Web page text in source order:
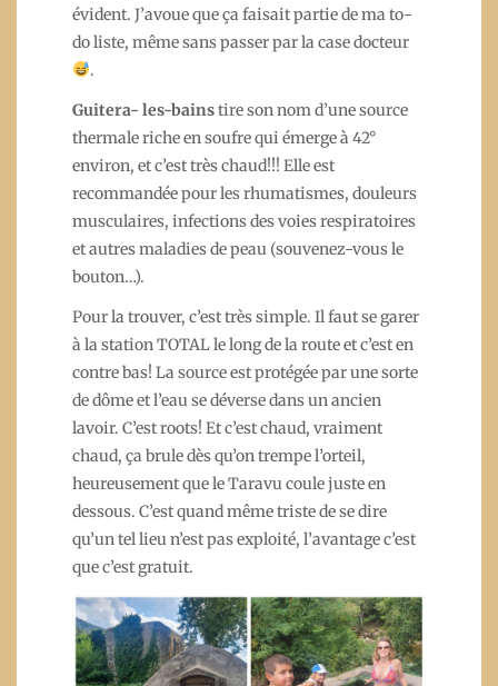
évident. J’avoue que ça faisait partie de ma to-
do liste, même sans passer par la case docteur
.
Guitera- les-bainstire son nom d’une source
thermale riche en soufre qui émerge à 42°
environ, et c’est très chaud!!! Elle est
recommandée pour les rhumatismes, douleurs
musculaires, infections des voies respiratoires
et autres maladies de peau (souvenez-vous le
bouton…).
Pour la trouver, c’est très simple. Il faut se garer
à la station TOTAL le long de la route et c’est en
contre bas! La source est protégée par une sorte
de dôme et l’eau se déverse dans un ancien
lavoir. C’est roots! Et c’est chaud, vraiment
chaud, ça brule dès qu’on trempe l’orteil,
heureusement que le Taravu coule juste en
dessous. C’est quand même triste de se dire
qu’un tel lieu n’est pas exploité, l’avantage c’est
que c’est gratuit.